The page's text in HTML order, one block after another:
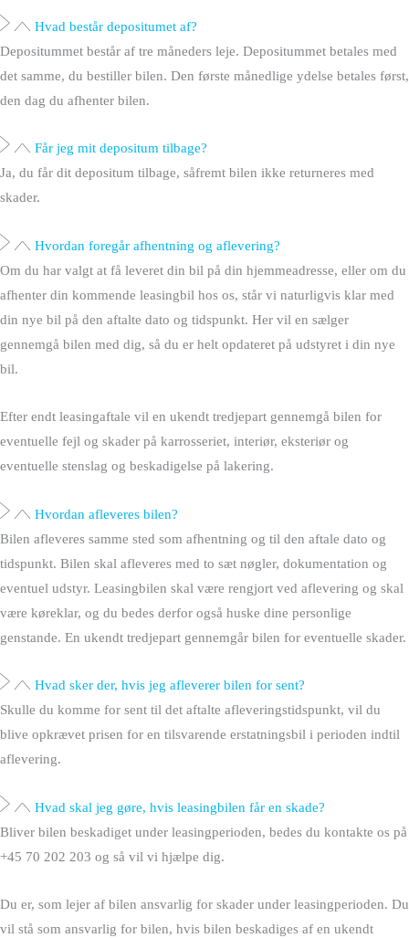
Hvad består depositumet af?
Depositummet består af tre måneders leje. Depositummet betales med
det samme, du bestiller bilen. Den første månedlige ydelse betales først,
den dag du afhenter bilen.
Får jeg mit depositum tilbage?
Ja, du får dit depositum tilbage, såfremt bilen ikke returneres med
skader.
Hvordan foregår afhentning og aflevering?
Om du har valgt at få leveret din bil på din hjemmeadresse, eller om du
afhenter din kommende leasingbil hos os, står vi naturligvis klar med
din nye bil på den aftalte dato og tidspunkt. Her vil en sælger
gennemgå bilen med dig, så du er helt opdateret på udstyret i din nye
bil.
Efter endt leasingaftale vil en ukendt tredjepart gennemgå bilen for
eventuelle fejl og skader på karrosseriet, interiør, eksteriør og
eventuelle stenslag og beskadigelse på lakering.
Hvordan afleveres bilen?
Bilen afleveres samme sted som afhentning og til den aftale dato og
tidspunkt. Bilen skal afleveres med to sæt nøgler, dokumentation og
eventuel udstyr. Leasingbilen skal være rengjort ved aflevering og skal
være køreklar, og du bedes derfor også huske dine personlige
genstande. En ukendt tredjepart gennemgår bilen for eventuelle skader.
Hvad sker der, hvis jeg afleverer bilen for sent?
Skulle du komme for sent til det aftalte afleveringstidspunkt, vil du
blive opkrævet prisen for en tilsvarende erstatningsbil i perioden indtil
aflevering.
Hvad skal jeg gøre, hvis leasingbilen får en skade?
Bliver bilen beskadiget under leasingperioden, bedes du kontakte os på
+45 70 202 203 og så vil vi hjælpe dig.
Du er, som lejer af bilen ansvarlig for skader under leasingperioden. Du
vil stå som ansvarlig for bilen, hvis bilen beskadiges af en ukendt